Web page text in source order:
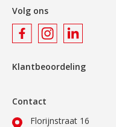
Volg ons
Klantbeoordeling
Contact
Florijnstraat 16